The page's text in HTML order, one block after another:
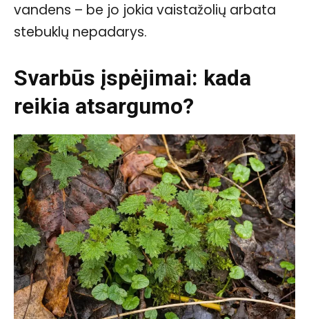
vandens – be jo jokia vaistažolių arbata
stebuklų nepadarys.
Svarbūs įspėjimai: kada
reikia atsargumo?